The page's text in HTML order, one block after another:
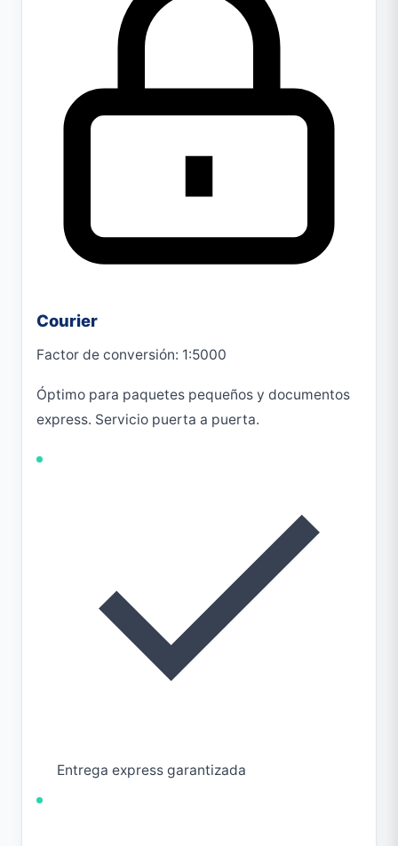
Courier
Factor de conversión: 1:5000
Óptimo para paquetes pequeños y documentos
express. Servicio puerta a puerta.
Entrega express garantizada